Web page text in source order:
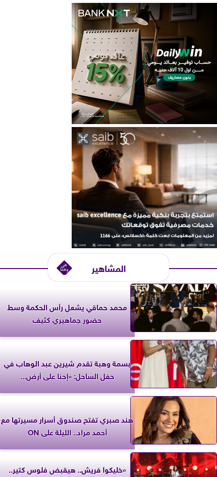
المشاهير
محمد حماقي يشعل رأس الحكمة وسط
حضور جماهيري كثيف
بسمة وهبة تقدم شيرين عبد الوهاب في
حفل الساحل: «إحنا على أرض...
هند صبري تفتح صندوق أسرار مسيرتها مع
أحمد مراد.. الليلة على ON
«خليكوا فريش.. هيقبض فلوس كتير..